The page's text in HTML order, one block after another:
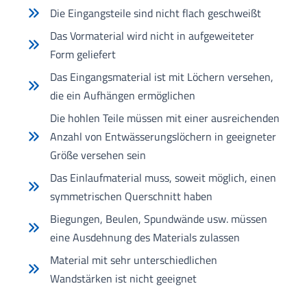
Die Eingangsteile sind nicht flach geschweißt
Das Vormaterial wird nicht in aufgeweiteter
Form geliefert
Das Eingangsmaterial ist mit Löchern versehen,
die ein Aufhängen ermöglichen
Die hohlen Teile müssen mit einer ausreichenden
Anzahl von Entwässerungslöchern in geeigneter
Größe versehen sein
Das Einlaufmaterial muss, soweit möglich, einen
symmetrischen Querschnitt haben
Biegungen, Beulen, Spundwände usw. müssen
eine Ausdehnung des Materials zulassen
Material mit sehr unterschiedlichen
Wandstärken ist nicht geeignet